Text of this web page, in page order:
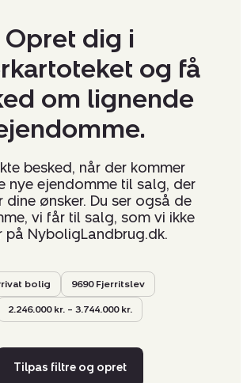
Opret dig i
og få
om lignende
besked, når der kommer
nye ejendomme til salg, der
dine ønsker. Du ser også de
vi får til salg, som vi ikke
på NyboligLandbrug.dk.
bolig 9690 Fjerritslev
2.246.000 kr. – 3.744.000 kr.
Tilpas filtre og opret